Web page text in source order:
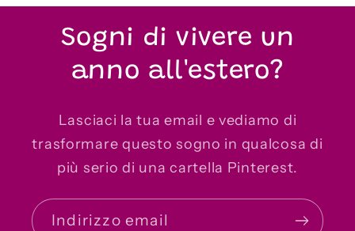
Sogni di vivere un
anno all'estero?
Lasciaci la tua email e vediamo di
trasformare questo sogno in qualcosa di
più serio di una cartella Pinterest.
Indirizzo email